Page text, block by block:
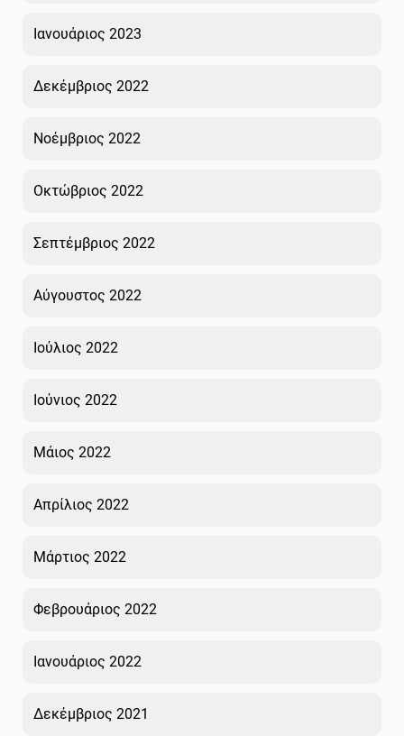
Ιανουάριος 2023
Δεκέμβριος 2022
Νοέμβριος 2022
Οκτώβριος 2022
Σεπτέμβριος 2022
Αύγουστος 2022
Ιούλιος 2022
Ιούνιος 2022
Μάιος 2022
Απρίλιος 2022
Μάρτιος 2022
Φεβρουάριος 2022
Ιανουάριος 2022
Δεκέμβριος 2021